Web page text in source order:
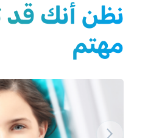
نظن أنك قد
مهتم